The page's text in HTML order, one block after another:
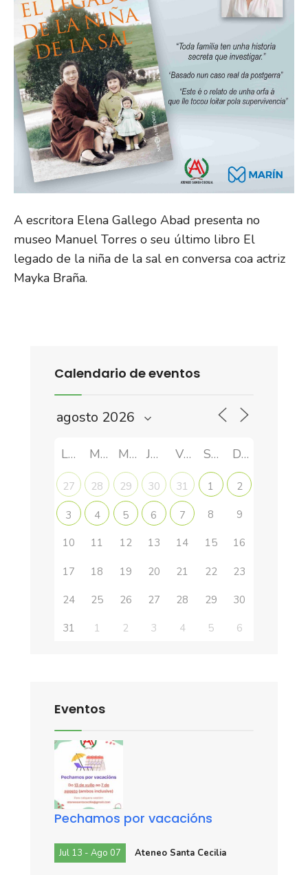
A escritora Elena Gallego Abad presenta no
museo Manuel Torres o seu último libro El
legado de la niña de la sal en conversa coa actriz
Mayka Braña.
Calendario de eventos
LUN MAR MIÉ JUE VIE SÁB DOM
27 28 29 30 31 1 2
3 4 5 6 7 8 9
10 11 12 13 14 15 16
17 18 19 20 21 22 23
24 25 26 27 28 29 30
31 1 2 3 4 5 6
Eventos
Pechamos por vacacións
Jul 13 - Ago 07 Ateneo Santa Cecilia